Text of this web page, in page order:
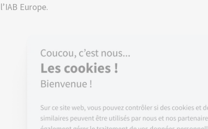
l’IAB Europe.